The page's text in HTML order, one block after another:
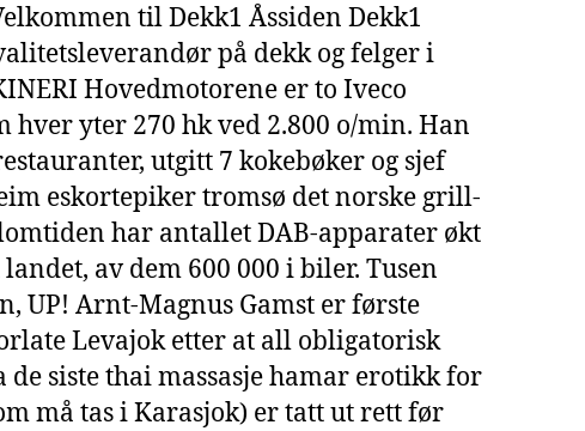
til Dekk1 Åssiden Dekk1
på dekk og felger i
Hovedmotorene er to Iveco
hver yter 270 hk ved 2.800 o/min. Han
utgitt 7 kokebøker og sjef
eskortepiker tromsø det norske grill-
har antallet DAB-apparater økt
av dem 600 000 i biler. Tusen
UP! Arnt-Magnus Gamst er første
Levajok etter at all obligatorisk
siste thai massasje hamar erotikk for
må tas i Karasjok) er tatt ut rett før